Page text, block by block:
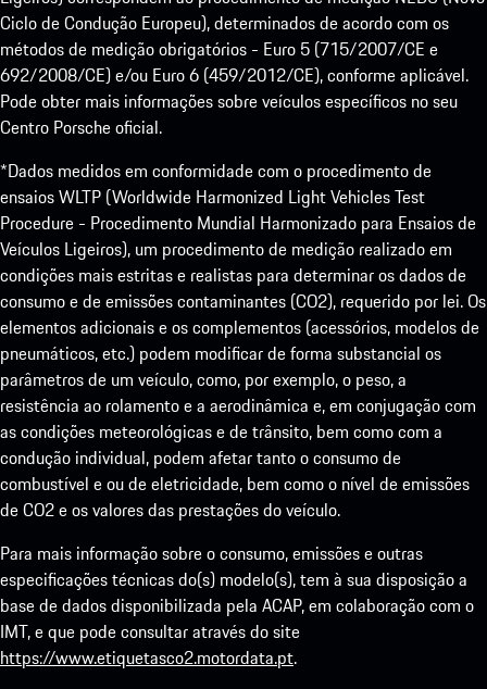
Ciclo de Condução Europeu), determinados de acordo com os
métodos de medição obrigatórios - Euro 5 (715/2007/CE e
692/2008/CE) e/ou Euro 6 (459/2012/CE), conforme aplicável.
Pode obter mais informações sobre veículos específicos no seu
Centro Porsche oficial.
*Dados medidos em conformidade com o procedimento de
ensaios WLTP (Worldwide Harmonized Light Vehicles Test
Procedure - Procedimento Mundial Harmonizado para Ensaios de
Veículos Ligeiros), um procedimento de medição realizado em
condições mais estritas e realistas para determinar os dados de
consumo e de emissões contaminantes (CO2), requerido por lei. Os
elementos adicionais e os complementos (acessórios, modelos de
pneumáticos, etc.) podem modificar de forma substancial os
parâmetros de um veículo, como, por exemplo, o peso, a
resistência ao rolamento e a aerodinâmica e, em conjugação com
as condições meteorológicas e de trânsito, bem como com a
condução individual, podem afetar tanto o consumo de
combustível e ou de eletricidade, bem como o nível de emissões
de CO2 e os valores das prestações do veículo.
Para mais informação sobre o consumo, emissões e outras
especificações técnicas do(s) modelo(s), tem à sua disposição a
base de dados disponibilizada pela ACAP, em colaboração com o
IMT, e que pode consultar através do site
https://www.etiquetasco2.motordata.pt.